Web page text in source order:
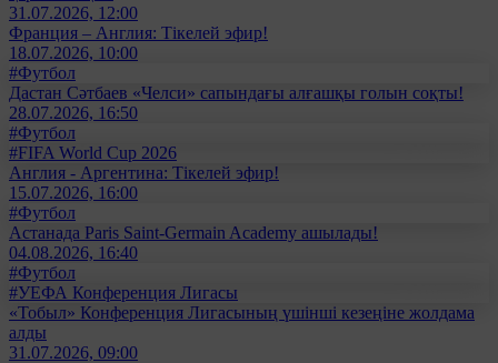
31.07.2026, 12:00
Франция – Англия: Тікелей эфир!
18.07.2026, 10:00
#Футбол
Дастан Сәтбаев «Челси» сапындағы алғашқы голын соқты!
28.07.2026, 16:50
#Футбол
#FIFA World Cup 2026
Англия - Аргентина: Тікелей эфир!
15.07.2026, 16:00
#Футбол
Астанада Paris Saint-Germain Academy ашылады!
04.08.2026, 16:40
#Футбол
#УЕФА Конференция Лигасы
«Тобыл» Конференция Лигасының үшінші кезеңіне жолдама
алды
31.07.2026, 09:00